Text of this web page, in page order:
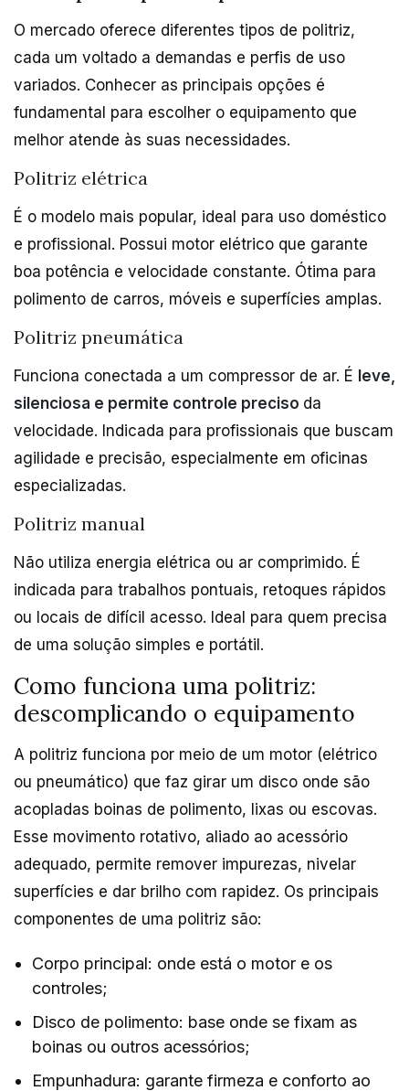
O mercado oferece diferentes tipos de politriz,
cada um voltado a demandas e perfis de uso
variados. Conhecer as principais opções é
fundamental para escolher o equipamento que
melhor atende às suas necessidades.
Politriz elétrica
É o modelo mais popular, ideal para uso doméstico
e profissional. Possui motor elétrico que garante
boa potência e velocidade constante. Ótima para
polimento de carros, móveis e superfícies amplas.
Politriz pneumática
Funciona conectada a um compressor de ar. É leve,
silenciosa e permite controle preciso da
velocidade. Indicada para profissionais que buscam
agilidade e precisão, especialmente em oficinas
especializadas.
Politriz manual
Não utiliza energia elétrica ou ar comprimido. É
indicada para trabalhos pontuais, retoques rápidos
ou locais de difícil acesso. Ideal para quem precisa
de uma solução simples e portátil.
Como funciona uma politriz:
descomplicando o equipamento
A politriz funciona por meio de um motor (elétrico
ou pneumático) que faz girar um disco onde são
acopladas boinas de polimento, lixas ou escovas.
Esse movimento rotativo, aliado ao acessório
adequado, permite remover impurezas, nivelar
superfícies e dar brilho com rapidez. Os principais
componentes de uma politriz são:
Corpo principal: onde está o motor e os
controles;
Disco de polimento: base onde se fixam as
boinas ou outros acessórios;
Empunhadura: garante firmeza e conforto ao